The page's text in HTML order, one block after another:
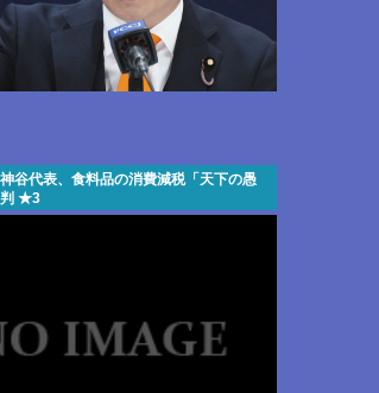
神谷代表、食料品の消費減税「天下の愚
判 ★3